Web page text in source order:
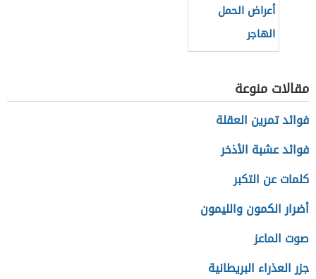
أعراض الحمل
الهاجر
مقالات منوعة
فوائد تمرين العقلة
فوائد عشبة الأذخر
كلمات عن التكبر
أضرار الكمون والليمون
صوت الماعز
جزر العذراء البريطانية